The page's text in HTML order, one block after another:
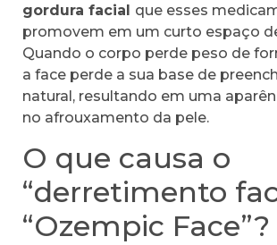
gordura facial que esses
promovem em um curto espaço
Quando o corpo perde peso de
a face perde a sua base de
natural, resultando em uma
no afrouxamento da pele.
O que causa o
“derretimento
“Ozempic Face”?